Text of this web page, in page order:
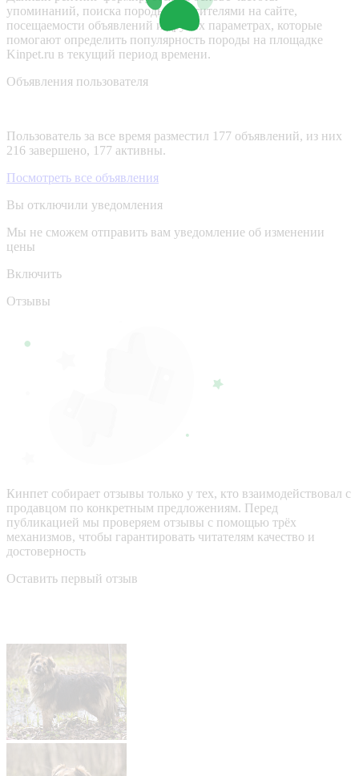
упоминаний, поиска породы посетителями на сайте,
посещаемости объявлений и других параметрах, которые
помогают определить популярность породы на площадке
Kinpet.ru в текущий период времени.
Объявления пользователя
Пользователь за все время разместил 177 объявлений, из них
216 завершено, 177 активны.
Посмотреть все объявления
Вы отключили уведомления
Мы не сможем отправить вам уведомление об изменении
цены
Включить
Отзывы
Кинпет собирает отзывы только у тех, кто взаимодействовал с
продавцом по конкретным предложениям. Перед
публикацией мы проверяем отзывы с помощью трёх
механизмов, чтобы гарантировать читателям качество и
достоверность
Оставить первый отзыв